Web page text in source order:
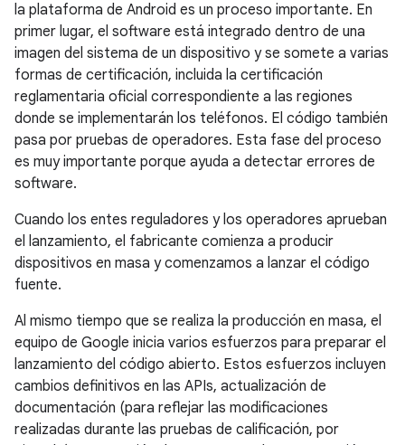
la plataforma de Android es un proceso importante. En
primer lugar, el software está integrado dentro de una
imagen del sistema de un dispositivo y se somete a varias
formas de certificación, incluida la certificación
reglamentaria oficial correspondiente a las regiones
donde se implementarán los teléfonos. El código también
pasa por pruebas de operadores. Esta fase del proceso
es muy importante porque ayuda a detectar errores de
software.
Cuando los entes reguladores y los operadores aprueban
el lanzamiento, el fabricante comienza a producir
dispositivos en masa y comenzamos a lanzar el código
fuente.
Al mismo tiempo que se realiza la producción en masa, el
equipo de Google inicia varios esfuerzos para preparar el
lanzamiento del código abierto. Estos esfuerzos incluyen
cambios definitivos en las APIs, actualización de
documentación (para reflejar las modificaciones
realizadas durante las pruebas de calificación, por